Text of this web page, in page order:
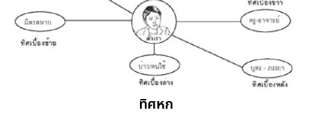
ทิศหก